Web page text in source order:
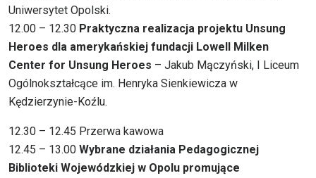
Uniwersytet Opolski.
12.00 – 12.30 Praktyczna realizacja projektu Unsung
Heroes dla amerykańskiej fundacji Lowell Milken
Center for Unsung Heroes – Jakub Mączyński, I Liceum
Ogólnokształcące im. Henryka Sienkiewicza w
Kędzierzynie-Koźlu.
12.30 – 12.45 Przerwa kawowa
12.45 – 13.00 Wybrane działania Pedagogicznej
Biblioteki Wojewódzkiej w Opolu promujące